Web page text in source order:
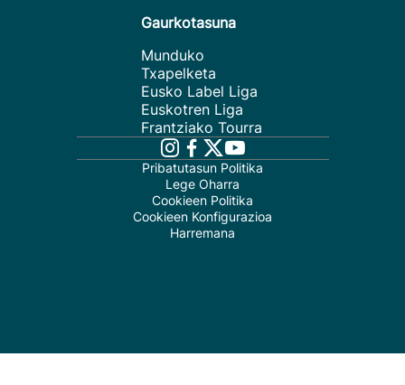
Gaurkotasuna
Munduko
Txapelketa
Eusko Label Liga
Euskotren Liga
Frantziako Tourra
Pribatutasun Politika
Lege Oharra
Cookieen Politika
Cookieen Konfigurazioa
Harremana